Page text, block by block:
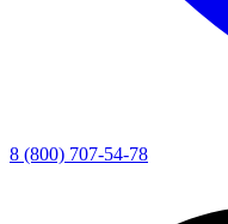
8 (800) 707-54-78